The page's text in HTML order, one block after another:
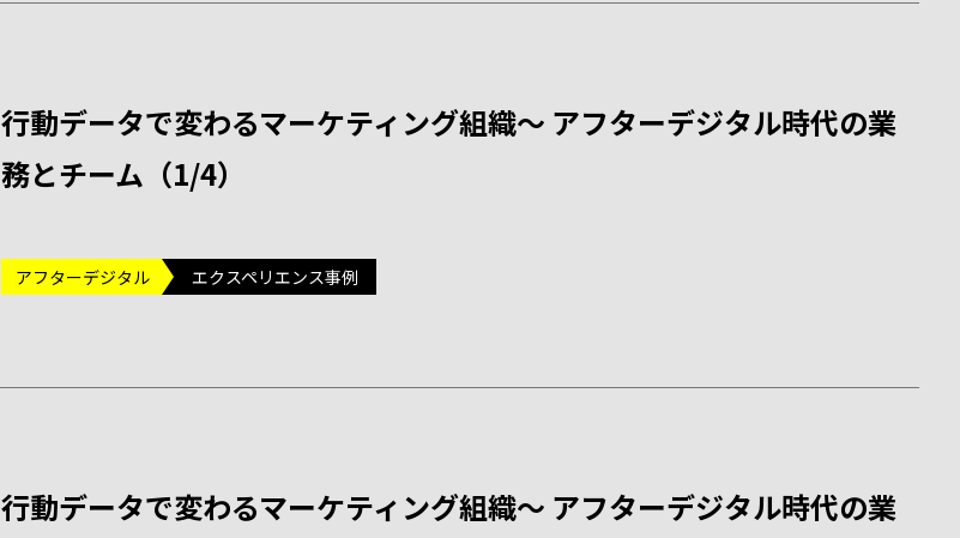
行動データで変わるマーケティング組織～ アフターデジタル時代の業
務とチーム（1/4）
アフターデジタル エクスペリエンス事例
行動データで変わるマーケティング組織～ アフターデジタル時代の業